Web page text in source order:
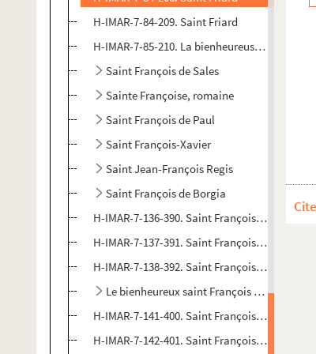
H-IMAR-7-84-209. Saint Friard
H-IMAR-7-85-210. La bienheureuse Francesca
Saint François de Sales
Sainte Françoise, romaine
Saint François de Paul
Saint François-Xavier
Saint Jean-François Regis
Saint François de Borgia
H-IMAR-7-136-390. Saint François Caracciolo
H-IMAR-7-137-391. Saint François Caracciolo
H-IMAR-7-138-392. Saint François de Girolamo
Le bienheureux saint François Hieronymus
H-IMAR-7-141-400. Saint François Solano,
H-IMAR-7-142-401. Saint François Solano